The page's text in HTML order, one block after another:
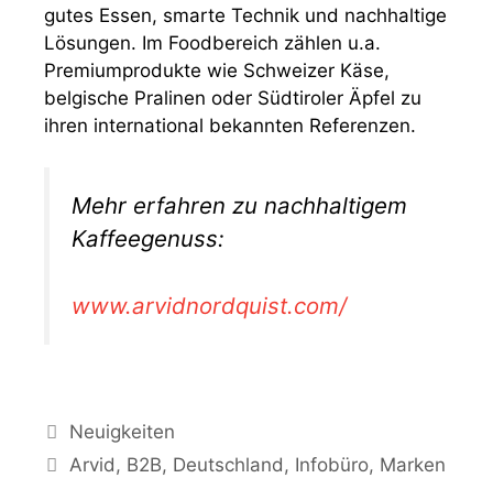
gutes Essen, smarte Technik und nachhaltige
Lösungen. Im Foodbereich zählen u.a.
Premiumprodukte wie Schweizer Käse,
belgische Pralinen oder Südtiroler Äpfel zu
ihren international bekannten Referenzen.
Mehr erfahren zu nachhaltigem
Kaffeegenuss:
www.arvidnordquist.com/
Kategorien
Neuigkeiten
Schlagwörter
Arvid, B2B, Deutschland, Infobüro, Marken